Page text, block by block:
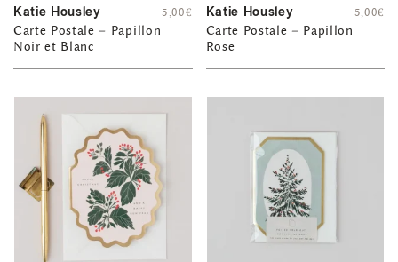
Katie Housley
Carte Postale – Papillon
Noir et Blanc
5,00€ Katie Housley
Carte Postale – Papillon
Rose
5,00€